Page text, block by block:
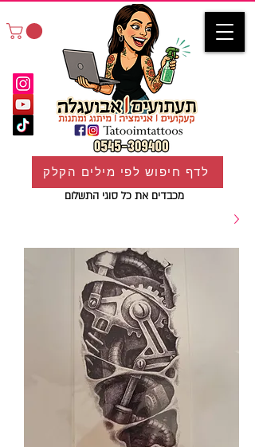
מכבדים את כל סוגי התשלום
לדף חיפוש לפי מילים הקלק